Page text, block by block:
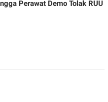
Perawat Demo Tolak RUU